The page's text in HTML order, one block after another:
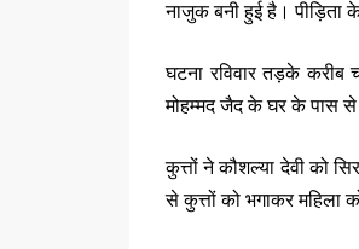
नाजुक बनी हुई है। पीड़िता
घटना रविवार तड़के करीब
मोहम्मद जैद के घर के पास से
कुत्तों ने कौशल्या देवी को
से कुत्तों को भगाकर महिला